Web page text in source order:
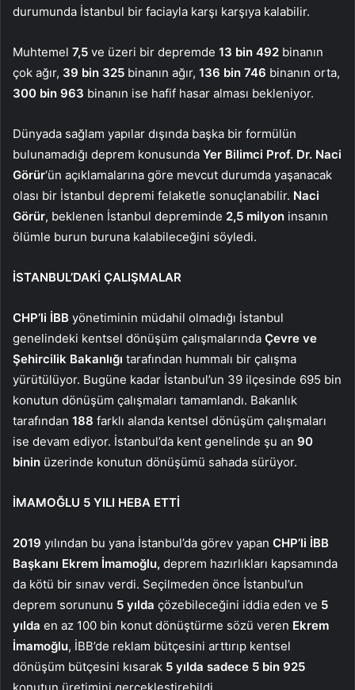
durumunda İstanbul bir faciayla karşı karşıya kalabilir.
Muhtemel 7,5 ve üzeri bir depremde 13 bin 492 binanın
çok ağır, 39 bin 325 binanın ağır, 136 bin 746 binanın orta,
300 bin 963 binanın ise hafif hasar alması bekleniyor.
Dünyada sağlam yapılar dışında başka bir formülün
bulunamadığı deprem konusunda Yer Bilimci Prof. Dr. Naci
Görür‘ün açıklamalarına göre mevcut durumda yaşanacak
olası bir İstanbul depremi felaketle sonuçlanabilir. Naci
Görür, beklenen İstanbul depreminde 2,5 milyon insanın
ölümle burun buruna kalabileceğini söyledi.
İSTANBUL’DAKİ ÇALIŞMALAR
CHP’li İBB yönetiminin müdahil olmadığı İstanbul
genelindeki kentsel dönüşüm çalışmalarında Çevre ve
Şehircilik Bakanlığı tarafından hummalı bir çalışma
yürütülüyor. Bugüne kadar İstanbul’un 39 ilçesinde 695 bin
konutun dönüşüm çalışmaları tamamlandı. Bakanlık
tarafından 188 farklı alanda kentsel dönüşüm çalışmaları
ise devam ediyor. İstanbul’da kent genelinde şu an 90
binin üzerinde konutun dönüşümü sahada sürüyor.
İMAMOĞLU 5 YILI HEBA ETTİ
2019 yılından bu yana İstanbul’da görev yapan CHP’li İBB
Başkanı Ekrem İmamoğlu, deprem hazırlıkları kapsamında
da kötü bir sınav verdi. Seçilmeden önce İstanbul’un
deprem sorununu 5 yılda çözebileceğini iddia eden ve 5
yılda en az 100 bin konut dönüştürme sözü veren Ekrem
İmamoğlu, İBB’de reklam bütçesini arttırıp kentsel
dönüşüm bütçesini kısarak 5 yılda sadece 5 bin 925